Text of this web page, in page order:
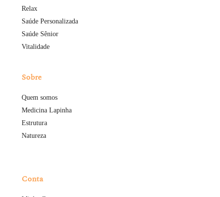
Relax
Saúde Personalizada
Saúde Sênior
Vitalidade
Sobre
Quem somos
Medicina Lapinha
Estrutura
Natureza
Conta